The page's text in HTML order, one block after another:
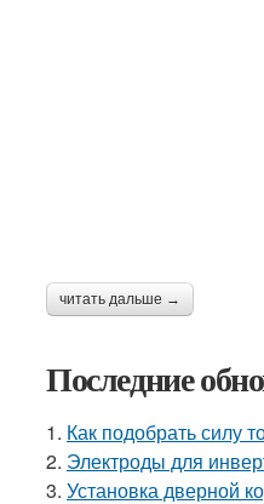
читать дальше →
Последние
1. Как подобрать силу
2. Электроды для
3. Установка дверной